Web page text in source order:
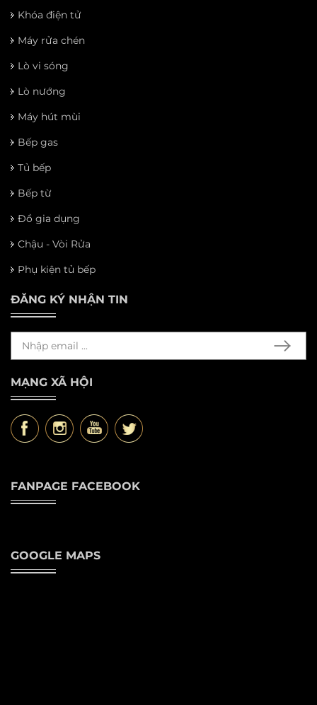
Khóa điện tử
Máy rửa chén
Lò vi sóng
Lò nướng
Máy hút mùi
Bếp gas
Tủ bếp
Bếp từ
Đồ gia dụng
Chậu - Vòi Rửa
Phụ kiện tủ bếp
ĐĂNG KÝ NHẬN TIN
MẠNG XÃ HỘI
FANPAGE FACEBOOK
GOOGLE MAPS